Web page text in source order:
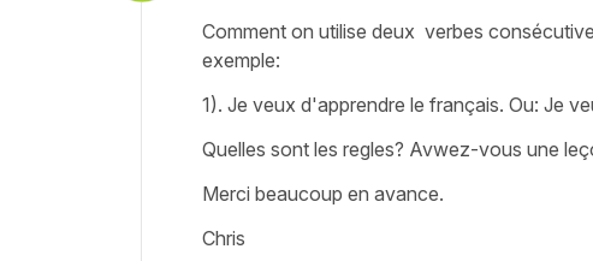
Comment on utilise deux verbes
exemple:
1). Je veux d'apprendre le français. Ou: Je
Quelles sont les regles? Avwez-vous une
Merci beaucoup en avance.
Chris